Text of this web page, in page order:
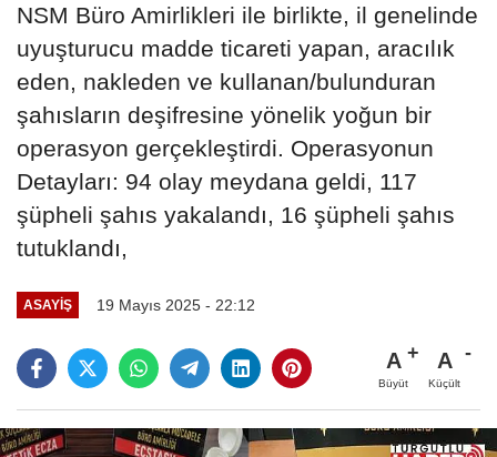
NSM Büro Amirlikleri ile birlikte, il genelinde
uyuşturucu madde ticareti yapan, aracılık
eden, nakleden ve kullanan/bulunduran
şahısların deşifresine yönelik yoğun bir
operasyon gerçekleştirdi. Operasyonun
Detayları: 94 olay meydana geldi, 117
şüpheli şahıs yakalandı, 16 şüpheli şahıs
tutuklandı,
ASAYİŞ 19 Mayıs 2025 - 22:12
A
Büyüt
A
Küçült